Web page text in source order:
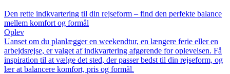
Den rette indkvartering til din rejseform – find den perfekte balance
mellem komfort og formål
Oplev
Uanset om du planlægger en weekendtur, en længere ferie eller en
arbejdsrejse, er valget af indkvartering afgørende for oplevelsen. Få
inspiration til at vælge det sted, der passer bedst til din rejseform, og
lær at balancere komfort, pris og formål.